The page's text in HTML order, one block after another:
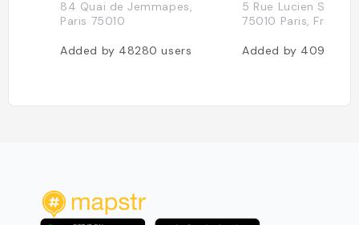
84 Quai de Jemmapes,
Paris 75010
Added by 48280users
5 Rue Lucien
75010 Paris, France
Added by 40935